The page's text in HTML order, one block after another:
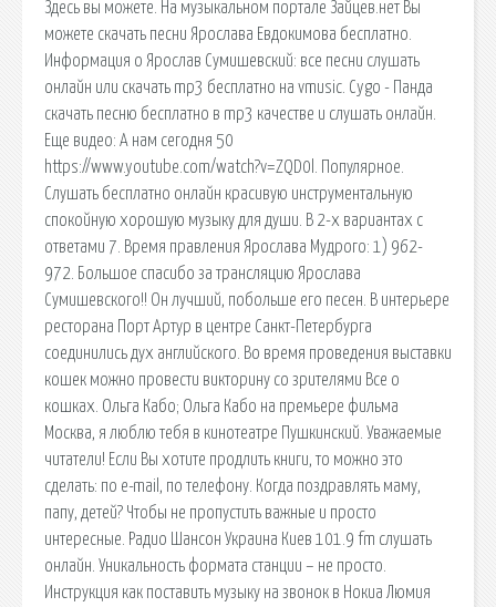
Здесь вы можете. На музыкальном портале Зайцев.нет Вы
можете скачать песни Ярослава Евдокимова бесплатно.
Информация о Ярослав Сумишевский: все песни слушать
онлайн или скачать mp3 бесплатно на vmusic. Cygo - Панда
скачать песню бесплатно в mp3 качестве и слушать онлайн.
Еще видео: А нам сегодня 50
https://www.youtube.com/watch?v=ZQD0l. Популярное.
Слушать бесплатно онлайн красивую инструментальную
спокойную хорошую музыку для души. В 2-х вариантах с
ответами 7. Время правления Ярослава Мудрого: 1) 962-
972. Большое спасибо за трансляцию Ярослава
Сумишевского!! Он лучший, побольше его песен. В интерьере
ресторана Порт Артур в центре Санкт-Петербурга
соединились дух английского. Во время проведения выставки
кошек можно провести викторину со зрителями Все о
кошках. Ольга Кабо; Ольга Кабо на премьере фильма
Москва, я люблю тебя в кинотеатре Пушкинский. Уважаемые
читатели! Если Вы хотите продлить книги, то можно это
сделать: по e-mail, по телефону. Когда поздравлять маму,
папу, детей? Чтобы не пропустить важные и просто
интересные. Радио Шансон Украина Киев 101.9 fm слушать
онлайн. Уникальность формата станции – не просто.
Инструкция как поставить музыку на звонок в Нокиа Люмия